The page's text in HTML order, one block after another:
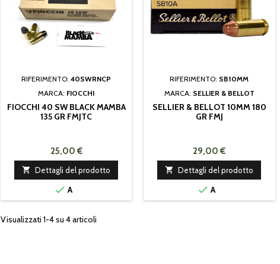
RIFERIMENTO:40SWRNCP
MARCA: FIOCCHI
FIOCCHI 40 SW BLACK MAMBA
135 GR FMJTC
25,00 €
 Dettagli del prodotto
 A
RIFERIMENTO: SB10MM
MARCA: SELLIER & BELLOT
SELLIER & BELLOT 10MM 180
GR FMJ
29,00 €
 Dettagli del prodotto
 A
Visualizzati 1-4 su 4 articoli